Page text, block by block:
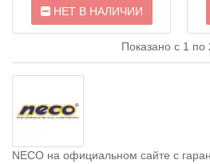
НЕТ В НАЛИЧИИ
Показано с 1 по
NECO на официальном сайте с